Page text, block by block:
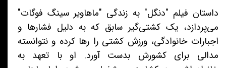
داستان فیلم "دنگل" به زندگی "ماهاویر سینگ فوگات"
می‌پردازد، یک کشتی‌گیر سابق که به دلیل فشارها و
اجبارات خانوادگی، ورزش کشتی را رها کرده و نتوانسته
مدالی برای کشورش بدست آورد. او با تعهد به